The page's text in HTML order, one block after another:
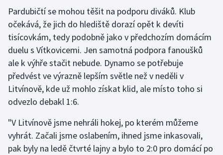
Gymnastika
Házená
Jezdectví
Judo
Krasobruslení
Lezení
Lyže a snowboard
Pardubičtí se mohou těšit na podporu diváků. Klub
očekává, že jich do hlediště dorazí opět k devíti
tisícovkám, tedy podobně jako v předchozím domácím
duelu s Vítkovicemi. Jen samotná podpora fanoušků
ale k výhře stačit nebude. Dynamo se potřebuje
předvést ve výrazně lepším světle než v neděli v
Litvínově, kde už mohlo získat klid, ale místo toho si
odvezlo debakl 1:6.
"V Litvínově jsme nehráli hokej, po kterém můžeme
vyhrát. Začali jsme oslabením, ihned jsme inkasovali,
pak byly na ledě čtvrté lajny a bylo to 2:0 pro domácí po